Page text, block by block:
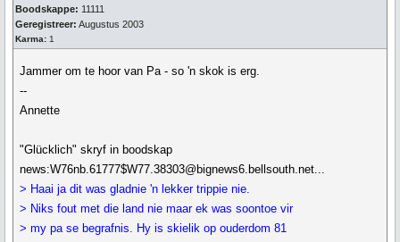
Boodskappe: 11111
Geregistreer: Augustus 2003
Karma: 1
Jammer om te hoor van Pa - so 'n skok is erg.
--
Annette
"Glücklich" skryf in boodskap
news:W76nb.61777$W77.38303@bignews6.bellsouth.net...
> Haai ja dit was gladnie 'n lekker trippie nie.
> Niks fout met die land nie maar ek was soontoe vir
> my pa se begrafnis. Hy is skielik op ouderdom 81